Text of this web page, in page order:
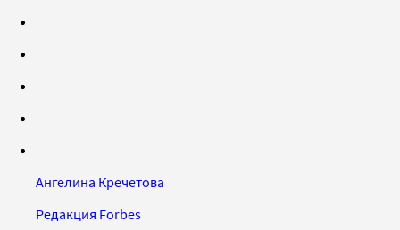
Ангелина Кречетова
Редакция Forbes